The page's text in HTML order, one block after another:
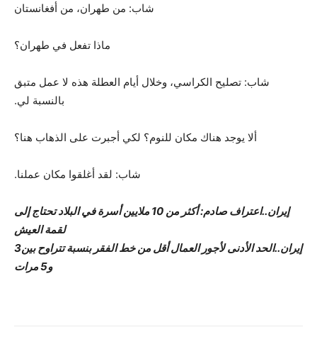
شاب: من طهران، من أفغانستان
ماذا تفعل في طهران؟
شاب: تصليح الكراسي، وخلال أيام العطلة هذه لا عمل متبق
بالنسبة لي.
ألا يوجد هناك مكان للنوم؟ لكي أجبرت على الذهاب هنا؟
شاب: لقد أغلقوا مكان عملنا.
إيران..اعتراف صادم: أكثر من 10 ملايين أسرة في البلاد تحتاج إلى
لقمة العيش
إيران..الحد الأدنى لأجور العمال أقل من خط الفقر بنسبة تتراوح بين3
و5 مرات